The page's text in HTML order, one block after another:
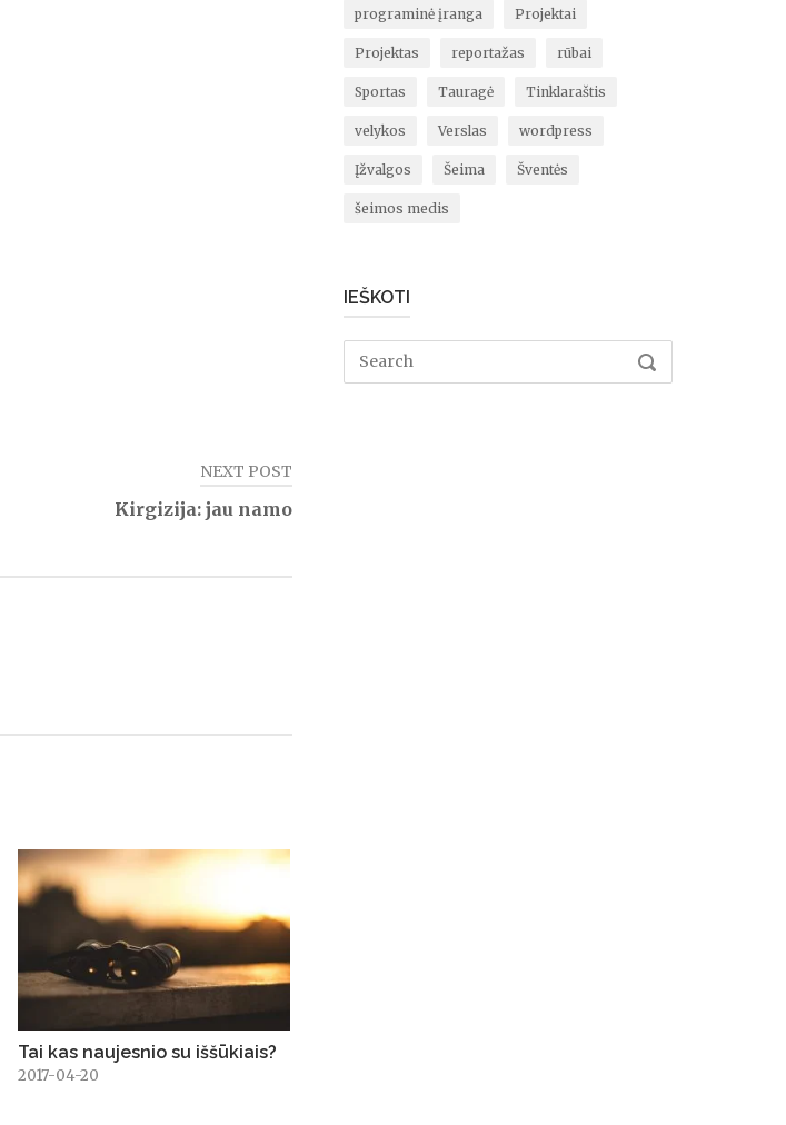
NEXT POST
Kirgizija: jau namo
Tai kas naujesnio su iššūkiais?
2017-04-20
programinė įranga Projektai
Projektas reportažas rūbai
Sportas Tauragė Tinklaraštis
velykos Verslas wordpress
Įžvalgos Šeima Šventės
šeimos medis
IEŠKOTI
Search
SEARCH